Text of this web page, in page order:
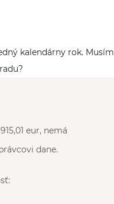
kalendárny rok. Musím
eur, nemá
dane.